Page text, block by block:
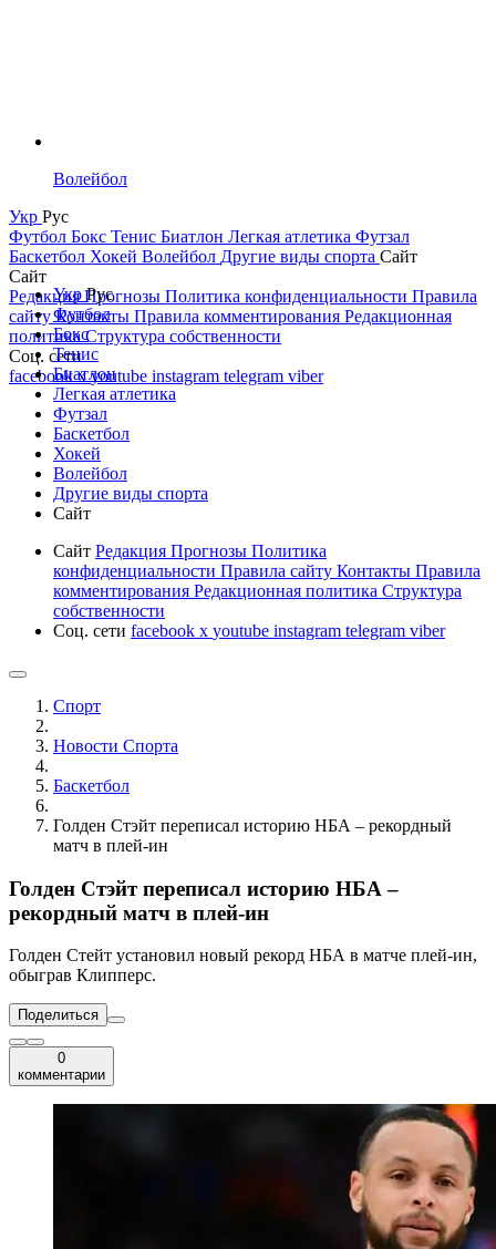
Волейбол
Укр Рус
Футбол Бокс Тенис Биатлон Легкая атлетика Футзал
Баскетбол Хокей Волейбол Другие виды спорта Сайт
Сайт
РедакцияПрогнозы Политика конфиденциальности Правила
сайтуКонтакты Правила комментирования Редакционная
политикаСтруктура собственности
Соц. сети
facebookxyoutube instagram telegram viber
УкрРус
Футбол
Бокс
Тенис
Биатлон
Легкая атлетика
Футзал
Баскетбол
Хокей
Волейбол
Другие виды спорта
Сайт
Сайт Редакция Прогнозы Политика
конфиденциальности Правила сайту Контакты Правила
комментирования Редакционная политика Структура
собственности
Соц. сети facebook x youtube instagram telegram viber
Спорт
Новости Cпорта
Баскетбол
Голден Стэйт переписал историю НБА – рекордный
матч в плей-ин
Голден Стэйт переписал историю НБА –
рекордный матч в плей-ин
Голден Стейт установил новый рекорд НБА в матче плей-ин,
обыграв Клипперс.
Поделиться
0
комментарии